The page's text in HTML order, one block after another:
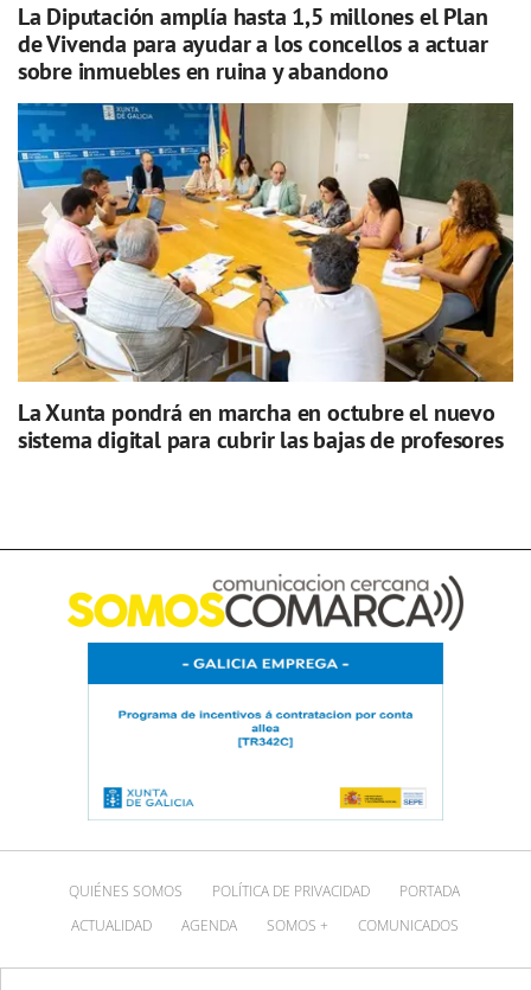
La Diputación amplía hasta 1,5 millones el Plan
de Vivenda para ayudar a los concellos a actuar
sobre inmuebles en ruina y abandono
La Xunta pondrá en marcha en octubre el nuevo
sistema digital para cubrir las bajas de profesores
QUIÉNES SOMOS POLÍTICA DE PRIVACIDAD
PORTADA
ACTUALIDAD
AGENDA SOMOS + COMUNICADOS